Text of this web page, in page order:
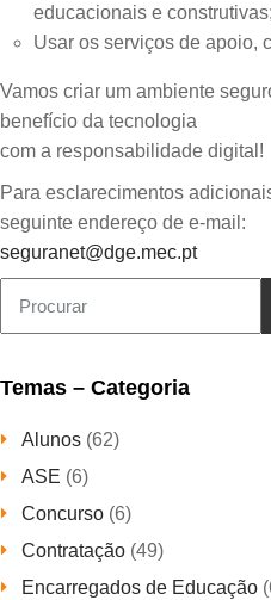
educacionais e construtivas;
Usar os serviços de apoio,
Vamos criar um ambiente
benefício da tecnologia
com a responsabilidade digital!
Para esclarecimentos
seguinte endereço de e-mail:
seguranet@dge.mec.pt
Temas – Categoria
Alunos (62)
ASE (6)
Concurso (6)
Contratação (49)
Encarregados de Educação